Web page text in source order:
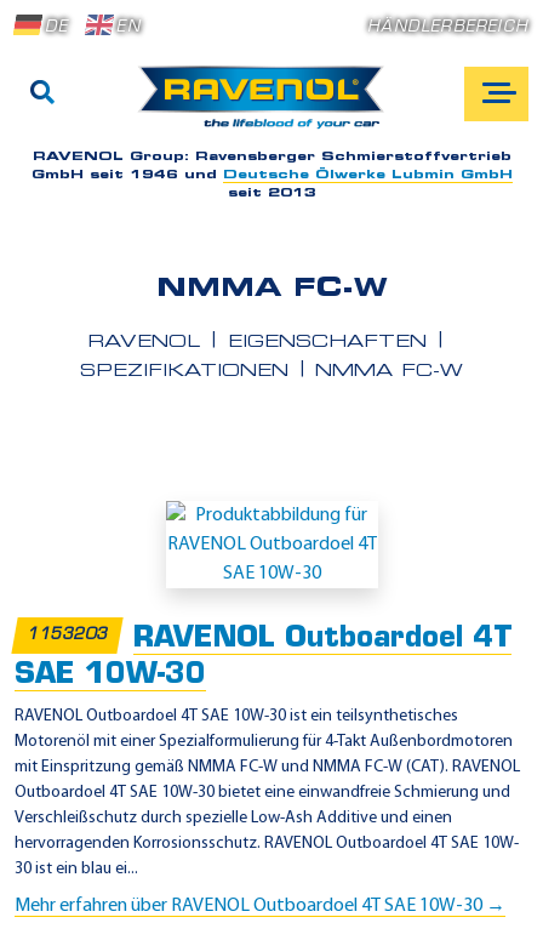
DE EN HÄNDLERBEREICH
RAVENOL Group: Ravensberger Schmierstoffvertrieb
GmbH seit 1946 und
Deutsche Ölwerke Lubmin GmbH
seit 2013
NMMA FC-W
RAVENOL
EIGENSCHAFTEN
SPEZIFIKATIONEN
NMMA FC-W
s
a
t
z
g
e
b
i
t
1153203
RAVENOL Outboardoel 4T
SAE 10W-30
RAVENOL Outboardoel 4T SAE 10W-30 ist ein teilsynthetisches
Motorenöl mit einer Spezialformulierung für 4-Takt Außenbordmotoren
mit Einspritzung gemäß NMMA FC-W und NMMA FC-W (CAT). RAVENOL
Outboardoel 4T SAE 10W-30 bietet eine einwandfreie Schmierung und
Verschleißschutz durch spezielle Low-Ash Additive und einen
hervorragenden Korrosionsschutz. RAVENOL Outboardoel 4T SAE 10W-
30 ist ein blau ei...
Mehr erfahren über RAVENOL Outboardoel 4T SAE 10W-30 →